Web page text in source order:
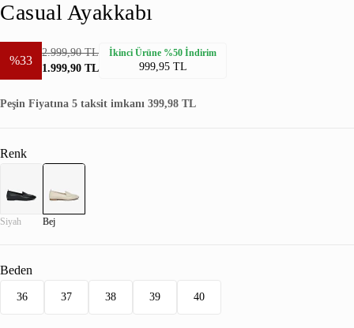
Casual Ayakkabı
%33
2.999,90 TL
1.999,90 TL
İkinci Ürüne %50 İndirim
999,95 TL
Peşin Fiyatına 5 taksit imkanı 399,98 TL
Renk
Siyah Bej
Beden
36 37 38 39 40